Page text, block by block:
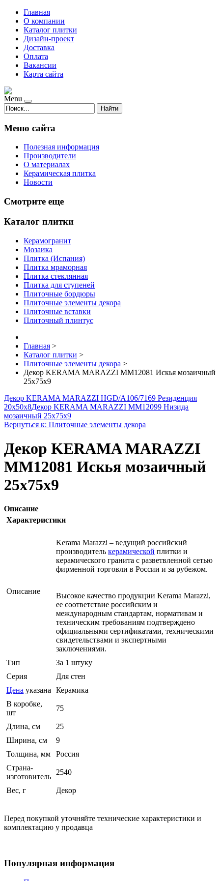
Главная
О компании
Каталог плитки
Дизайн-проект
Доставка
Оплата
Вакансии
Карта сайта
Menu
Найти
Меню сайта
Полезная информация
Производители
О материалах
Керамическая плитка
Новости
Смотрите еще
Каталог плитки
Керамогранит
Мозаика
Плитка (Испания)
Плитка мраморная
Плитка стеклянная
Плитка для ступеней
Плиточные бордюры
Плиточные элементы декора
Плиточные вставки
Плиточный плинтус
Главная >
Каталог плитки >
Плиточные элементы декора >
Декор KERAMA MARAZZI MM12081 Искья мозаичный
25х75х9
Декор KERAMA MARAZZI HGD/A106/7169 Резиденция
20х50х8Декор KERAMA MARAZZI MM12099 Низида
мозаичный 25х75х9
Вернуться к: Плиточные элементы декора
Декор KERAMA MARAZZI
MM12081 Искья мозаичный
25х75х9
Описание
Характеристики
Описание
Kerama Marazzi – ведущий российский
производитель керамической плитки и
керамического гранита с разветвленной сетью
фирменной торговли в России и за рубежом.
Высокое качество продукции Kerama Marazzi,
ее соответствие российским и
международным стандартам, нормативам и
техническим требованиям подтверждено
официальными сертификатами, техническими
свидетельствами и экспертными
заключениями.
Тип
За 1 штуку
Серия
Для стен
Цена указана Керамика
В коробке,
шт
75
Длина, см
25
Ширина, см
9
Толщина, мм
Россия
Страна-
изготовитель
2540
Вес, г Декор
Перед покупкой уточняйте технические характеристики и
комплектацию у продавца
Популярная информация